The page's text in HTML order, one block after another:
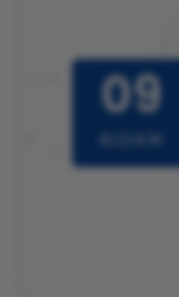
09
ALDAW